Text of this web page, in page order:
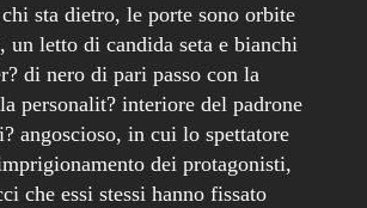
sta dietro, le porte sono orbite
un letto di candida seta e bianchi
di nero di pari passo con la
personalit? interiore del padrone
angoscioso, in cui lo spettatore
dei protagonisti,
che essi stessi hanno fissato